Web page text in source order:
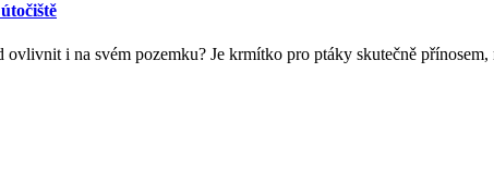
i na svém pozemku? Je krmítko pro ptáky skutečně